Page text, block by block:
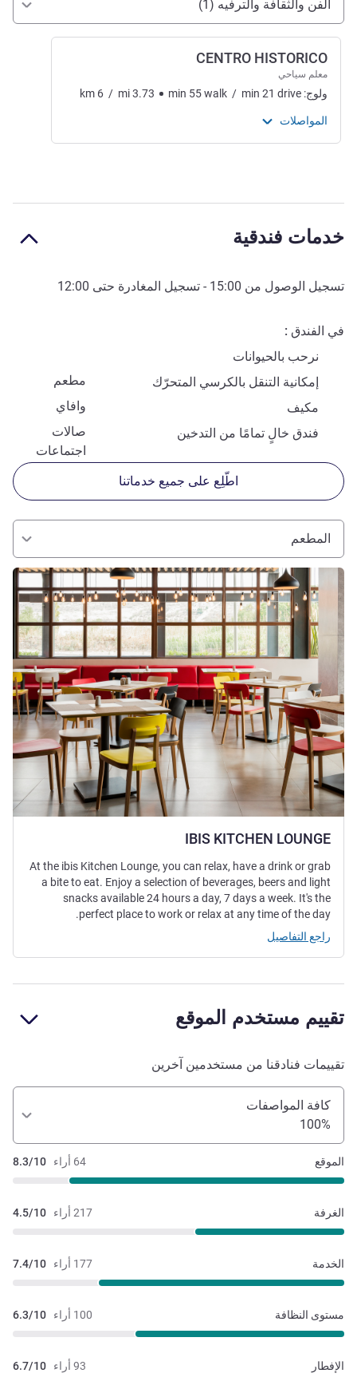
الفن والثقافة والترفيه (1)
CENTRO HISTORICO
معلم سياحي
ولوج: km 6 / mi3.73 min 55walk / min 21 drive
المواصلات
خدمات فندقية
تسجيل الوصول من 15:00 - تسجيل المغادرة حتى 12:00
في الفندق
نرحب بالحيوانات
مطعم
إمكانية التنقل بالكرسي المتحرّك
وافاي
مكيف
صالات
اجتماعات
فندق خالٍ تمامًا من التدخين
اطّلِع على جميع خدماتنا
المطعم
IBIS KITCHEN LOUNGE
راجع التفاصيل
At the ibis Kitchen Lounge, you can relax, have a drink or grab
a bite to eat. Enjoy a selection of beverages, beers and light
snacks available 24 hours a day, 7 days a week. It's the
perfect place to work or relax at any time of the day.
راجع التفاصيل
تقييم مستخدم الموقع
تقييمات فنادقنا من مستخدمين آخرين
كافة المواصفات
100%
64 أراء 8.3/10 الموقع
217 أراء 4.5/10 الغرفة
177 أراء 7.4/10 الخدمة
100 أراء 6.3/10 مستوى النظافة
93 أراء 6.7/10 الإفطار